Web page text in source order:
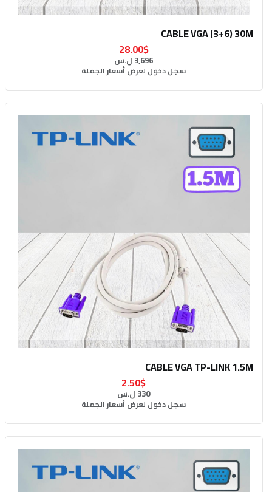
CABLE VGA (3+6) 30M
28.00$
3,696 ل.س
سجل دخول لعرض أسعار الجملة
CABLE VGA TP-LINK 1.5M
2.50$
330 ل.س
سجل دخول لعرض أسعار الجملة